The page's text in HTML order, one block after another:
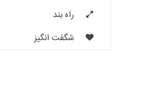
راه بند
شگفت انگیز